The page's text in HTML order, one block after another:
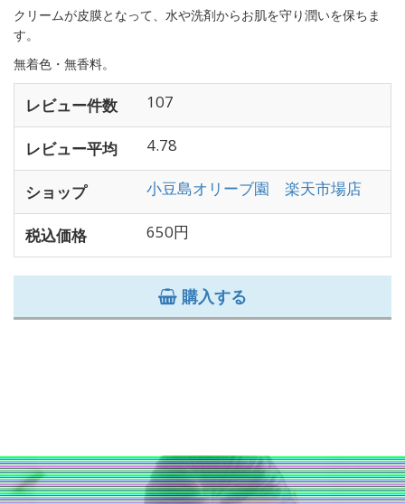
クリームが皮膜となって、水や洗剤からお肌を守り潤いを保ちま
す。
無着色・無香料。
レビュー件数 107
レビュー平均 4.78
ショップ 小豆島オリーブ園 楽天市場店
税込価格 650円
購入する